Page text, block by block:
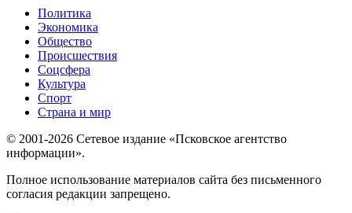
Политика
Экономика
Общество
Происшествия
Соцсфера
Культура
Спорт
Страна и мир
© 2001-2026 Сетевое издание «Псковское агентство
информации».
Полное использование материалов сайта без письменного
согласия редакции запрещено.